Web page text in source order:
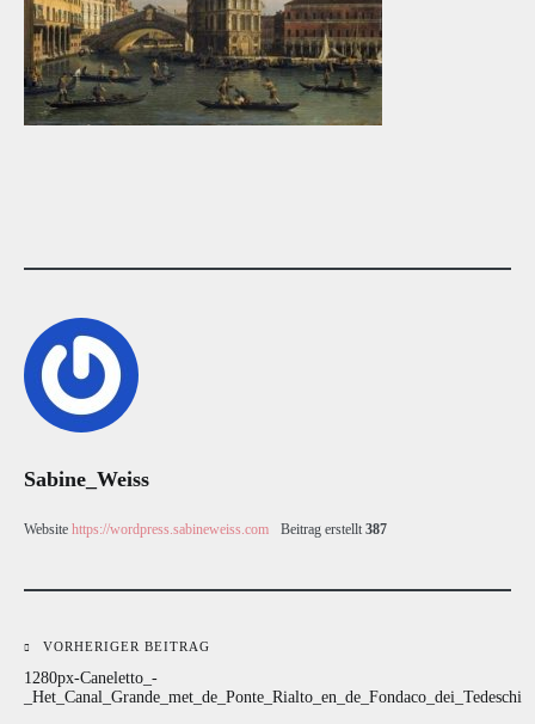
Sabine_Weiss
Website https://wordpress.sabineweiss.com Beitrag erstellt 387
Beitragsnavigation
VORHERIGER BEITRAG
1280px-Caneletto_-
_Het_Canal_Grande_met_de_Ponte_Rialto_en_de_Fondaco_dei_Tedeschi